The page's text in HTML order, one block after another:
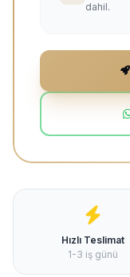
dahil.
Hızlı Teslimat
1-3 iş günü